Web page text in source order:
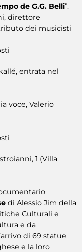
de G.G. Belli”.
direttore
dei musicisti
entrata nel
voce, Valerio
1 (Villa
di Alessio Jim della
Culturali e
e da
di 69 statue
e la loro